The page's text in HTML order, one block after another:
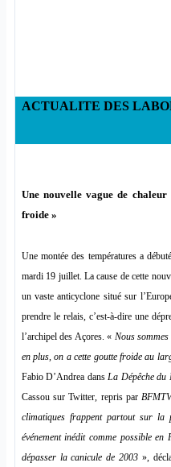
ACTUALITE DES
Une nouvelle vague de
froide »
Une montée des températures a
mardi 19 juillet. La cause de cette
un vaste anticyclone situé sur
prendre le relais, c’est-à-dire une
l’archipel des Açores. « Nous
en plus, on a cette goutte froide au
Fabio D’Andrea dans La Dépêche du
Cassou sur Twitter, repris par
climatiques frappent partout sur la
événement inédit comme possible en
dépasser la canicule de 2003 »,